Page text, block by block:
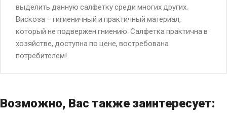
выделить данную салфетку среди многих других.
Вискоза – гигиеничный и практичный материал,
который не подвержен гниению. Салфетка практична в
хозяйстве, доступна по цене, востребована
потребителем!
Возможно, Вас также заинтересует: